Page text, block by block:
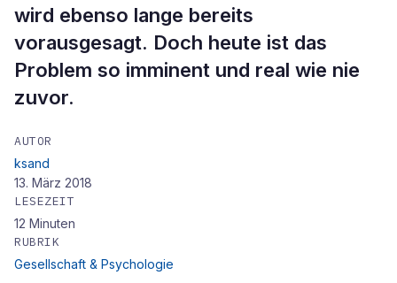
wird ebenso lange bereits
vorausgesagt. Doch heute ist das
Problem so imminent und real wie nie
zuvor.
AUTOR
ksand
13. März 2018
LESEZEIT
12 Minuten
RUBRIK
Gesellschaft & Psychologie